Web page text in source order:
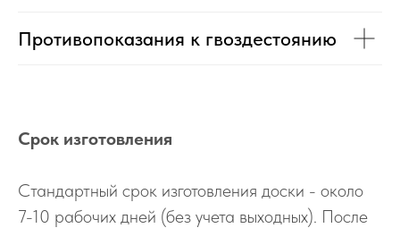
Противопоказания к гвоздестоянию
Срок изготовления
Стандартный срок изготовления доски - около
7-10 рабочих дней (без учета выходных). После